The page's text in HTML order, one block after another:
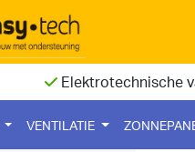
Elektrotechnische
VENTILATIE